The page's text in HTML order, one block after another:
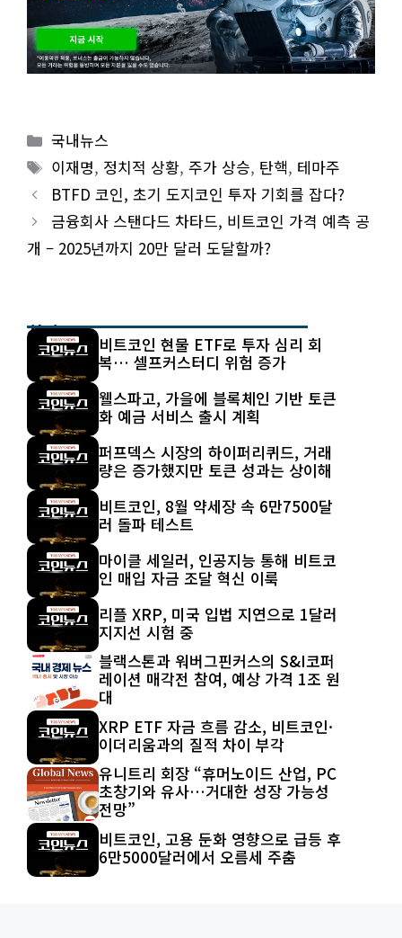
Categories
국내뉴스
Tags
이재명, 정치적 상황,주가 상승, 탄핵, 테마주
BTFD 코인, 초기 도지코인 투자 기회를 잡다?
금융회사 스탠다드 차타드, 비트코인 가격 예측 공
개 – 2025년까지 20만 달러 도달할까?
최신 글
비트코인 현물 ETF로 투자 심리 회
복… 셀프커스터디 위험 증가
웰스파고, 가을에 블록체인 기반 토큰
화 예금 서비스 출시 계획
퍼프덱스 시장의 하이퍼리퀴드, 거래
량은 증가했지만 토큰 성과는 상이해
비트코인, 8월 약세장 속 6만7500달
러 돌파 테스트
마이클 세일러, 인공지능 통해 비트코
인 매입 자금 조달 혁신 이룩
리플 XRP, 미국 입법 지연으로 1달러
지지선 시험 중
블랙스톤과 워버그핀커스의 S&I코퍼
레이션 매각전 참여, 예상 가격 1조 원
대
XRP ETF 자금 흐름 감소, 비트코인·
이더리움과의 질적 차이 부각
유니트리 회장 “휴머노이드 산업, PC
초창기와 유사…거대한 성장 가능성
전망”
비트코인, 고용 둔화 영향으로 급등 후
6만5000달러에서 오름세 주춤